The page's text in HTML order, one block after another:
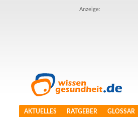
Anzeige:
AKTUELLES RATGEBER GLOSSAR